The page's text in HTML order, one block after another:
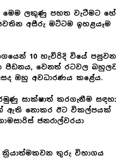
මෙම ලකුණු පහත වැටීමට
පවතින අසීරු මට්ටම ඉහළයෑම
10 හැවිරිදි වියේ පසුවන
පීඩනය, වෙනත් රටවල
ඔහු අවධාරණය කළේය.
සාක්ෂාත් කරගැනීම
ඇති නොකර ඊට විකල්පයක්
ජනරාල්වරයා
තුරු විභාගය